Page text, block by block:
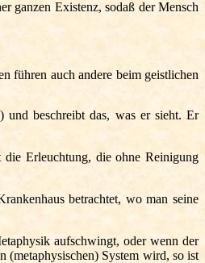
ganzen Existenz, sodaß der Mensch
führen auch andere beim geistlichen
beschreibt das, was er sieht. Er
Erleuchtung, die ohne Reinigung
betrachtet, wo man seine
aufschwingt, oder wenn der
(metaphysischen) System wird, so ist